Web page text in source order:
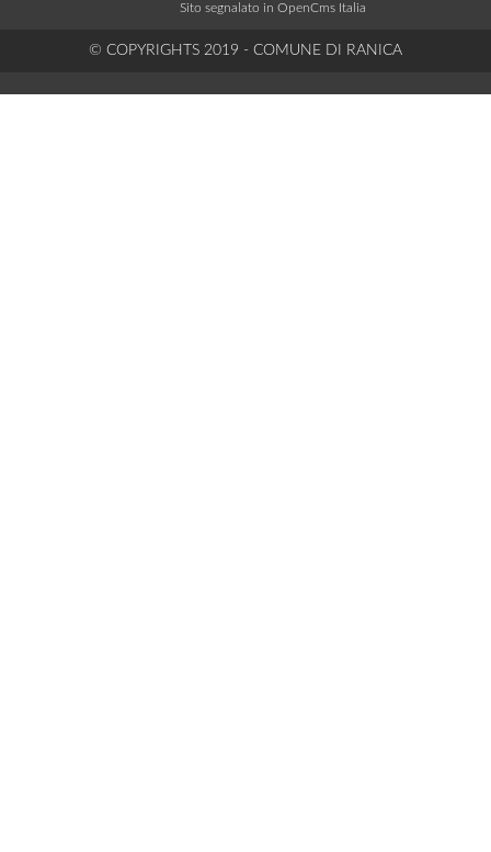
Sito segnalato in OpenCms Italia
© COPYRIGHTS 2019 - COMUNE DI RANICA